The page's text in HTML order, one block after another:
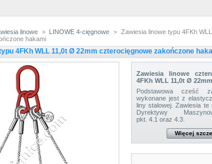
linowe > LINOWE 4-cięgnowe > Zawiesia linowe typu 4FKh
hakami
4FKh WLL 11,0t Ø 22mm czterocięgnowe zakończone
Zawiesia linowe
4FKh WLL 11,0t Ø
Podstawowa cześć
wykonane jest z
liny stalowej.Zawiesia te
Dyrektywy
pkt. 4.1 oraz 4.3.
Więcej